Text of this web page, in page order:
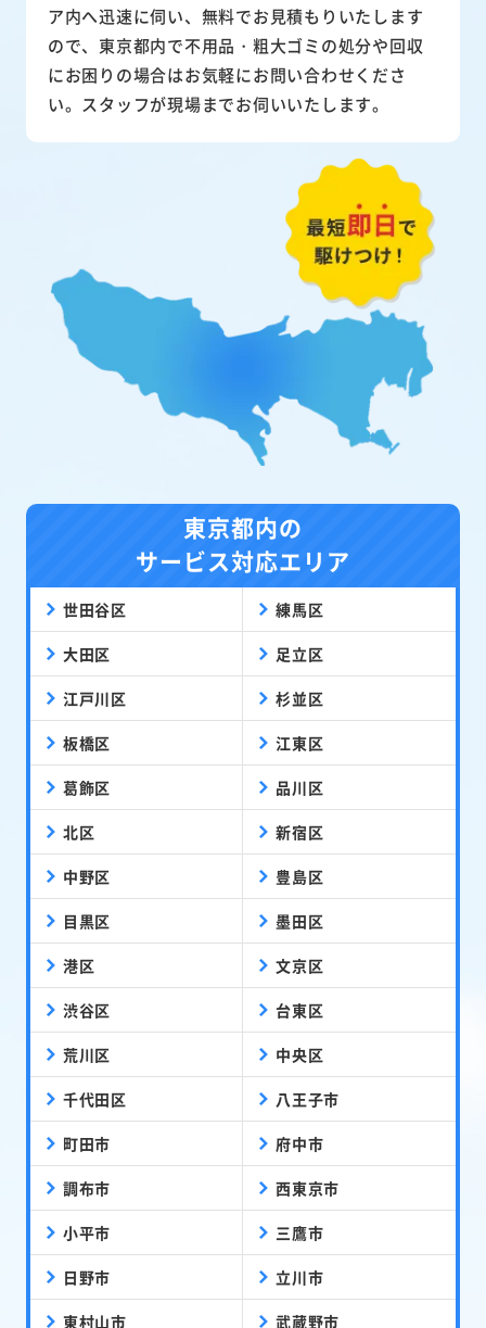
ア内へ迅速に伺い、無料でお見積もりいたします
ので、東京都内で不用品・粗大ゴミの処分や回収
にお困りの場合はお気軽にお問い合わせくださ
い。スタッフが現場までお伺いいたします。
東京都内の
サービス対応エリア
世田谷区 練馬区
大田区 足立区
江戸川区 杉並区
板橋区 江東区
葛飾区 品川区
北区 新宿区
中野区 豊島区
目黒区 墨田区
港区 文京区
渋谷区 台東区
荒川区 中央区
千代田区 八王子市
町田市 府中市
調布市 西東京市
小平市 三鷹市
日野市 立川市
東村山市 武蔵野市